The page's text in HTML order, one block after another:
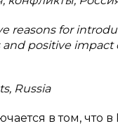
reasons for
positive
Russia
в том,